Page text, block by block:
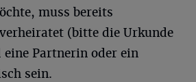
muss bereits
(bitte die Urkunde
Partnerin oder ein
sein.